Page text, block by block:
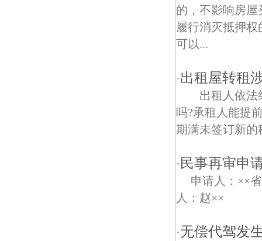
的，不影响房
履行消灭抵押
可以...
·出租屋转租
出租人依法
吗?承租人能提
期满未签订新的
· 民事再审申
申请人：××
人：赵××
·无偿代驾发